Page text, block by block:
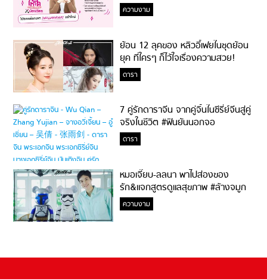
ความงาม
ย้อน 12 ลุคของ หลิวอี้เฟยในชุดย้อน
ยุค ที่ใครๆ ก็ไว้ใจเรื่องความสวย!
ดารา
7 คู่รักดาราจีน จากคู่จิ้นในซีรี่ย์จีนสู่คู่
จริงในชีวิต #ฟินยันนอกจอ
ดารา
หมอเจี๊ยบ-ลลนา พาไปส่องของ
รัก&แจกสูตรดูแลสุขภาพ #ล้างจมูก
ไม่ยากจะสอนให้
ความงาม